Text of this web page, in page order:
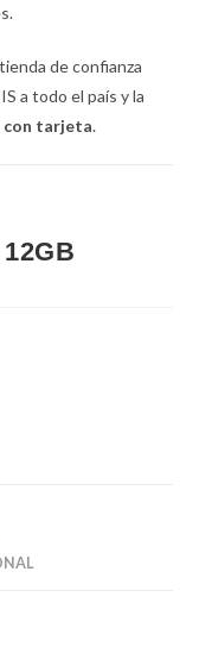
de confianza
a todo el país y la
con tarjeta.